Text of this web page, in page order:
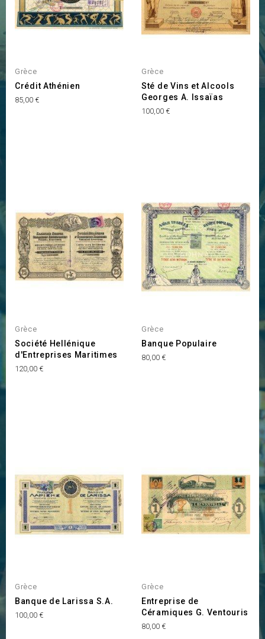
Grèce
Crédit Athénien
Prix
85,00 €
Grèce
Sté de Vins et Alcools
Georges A. Issaïas
Prix
100,00 €
Grèce
Société Hellénique
d'Entreprises Maritimes
Prix
120,00 €
Grèce
Banque Populaire
Prix
80,00 €
Grèce
Banque de Larissa S.A.
Prix
100,00 €
Grèce
Entreprise de
Céramiques G. Ventouris
Prix
80,00 €